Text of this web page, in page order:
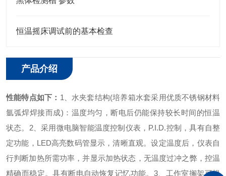
恒温摇床调试前的基本检查
产品介绍
性能特点如下： 1、水夹套结构(培养箱水套采用优质不锈钢材料
氩弧焊焊接而成)：温度均匀，断电后仍能保持较长时间的恒温
状态。 2、采用微电脑智能温度控制仪表，P.I.D.控制，具有自整
定功能，LED高亮数码管显示，清晰直观。设定温度后，仪表自
行判断加热所需功率，并显示加热状态，无温度过冲之弊，控温
精确而稳定。具有断电自动恢复记忆功能。 3、工作室搁架可根